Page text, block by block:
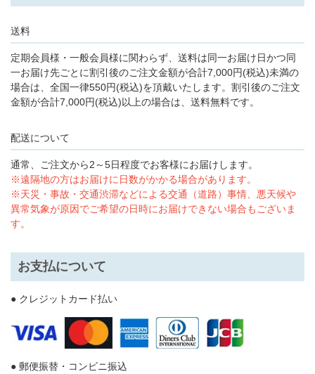
送料
定期会員様・一般会員様に関わらず、送料は同一お届け日かつ同
一お届け先ごとに割引後のご注文金額が合計7,000円(税込)未満の
場合は、全国一律550円(税込)を頂戴いたします。割引後のご注文
金額が合計7,000円(税込)以上の場合は、送料無料です。
配送について
通常、ご注文から2～5日程度でお客様にお届けします。
※遠隔地の方はお届けに日数がかかる場合があります。
※天災・事故・交通渋滞などによる交通（道路）事情、悪天候や
異常気象が原因でご希望の日時にお届けできない場合もございま
す。
お支払について
● クレジットカード払い
● 郵便振替・コンビニ振込